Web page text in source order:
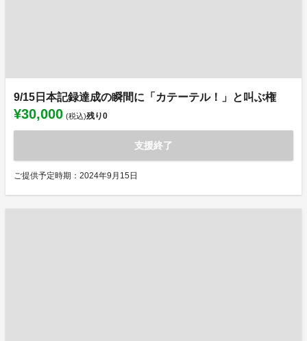
9/15日本記録達成の瞬間に「カテーテル！」と叫ぶ権
¥30,000 (税込)残り0
支援終了
ご提供予定時期：2024年9月15日